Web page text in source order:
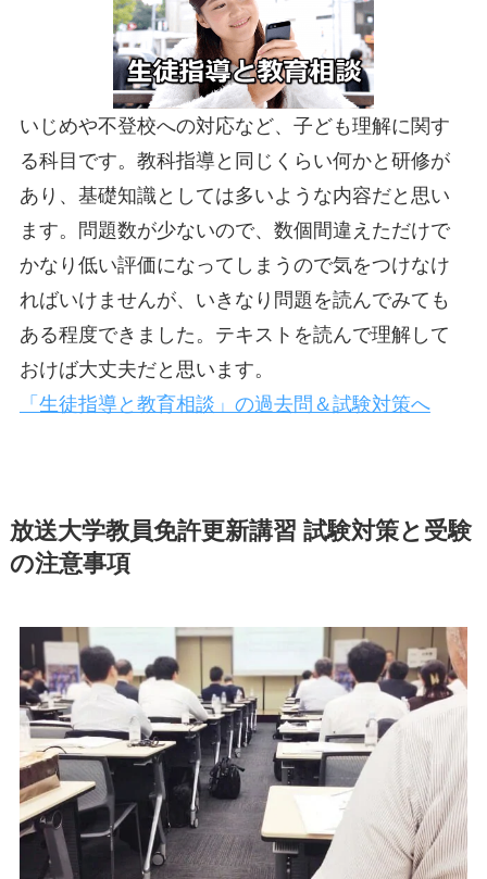
いじめや不登校への対応など、子ども理解に関す
る科目です。教科指導と同じくらい何かと研修が
あり、基礎知識としては多いような内容だと思い
ます。問題数が少ないので、数個間違えただけで
かなり低い評価になってしまうので気をつけなけ
ればいけませんが、いきなり問題を読んでみても
ある程度できました。テキストを読んで理解して
おけば大丈夫だと思います。
「生徒指導と教育相談」の過去問＆試験対策へ
放送大学教員免許更新講習 試験対策と受験
の注意事項